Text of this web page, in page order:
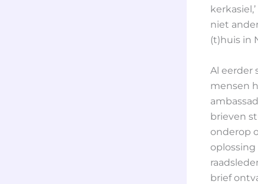
niet
(t)huis in
Al eerder
mensen
brieven
onderop
brief